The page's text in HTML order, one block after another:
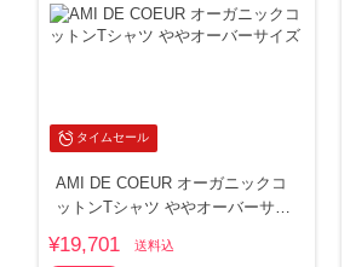
タイムセール
AMI DE COEUR オーガニックコ
ットンTシャツ ややオーバーサイ
¥19,701 送料込